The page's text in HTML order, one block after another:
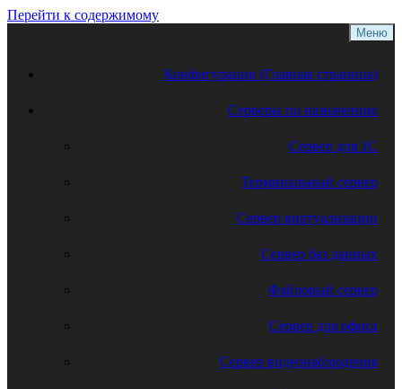
Перейти к содержимому
Меню
Конфигурации (Главная страница)
Серверы по назначению
Сервер для 1С
Терминальный сервер
Сервер виртуализации
Сервер баз данных
Файловый сервер
Сервер для офиса
Сервер видеонаблюдения